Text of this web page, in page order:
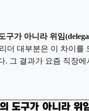
구가 아니라 위임
더 대부분은 이 차이를
. 그 결과가 요즘 직장